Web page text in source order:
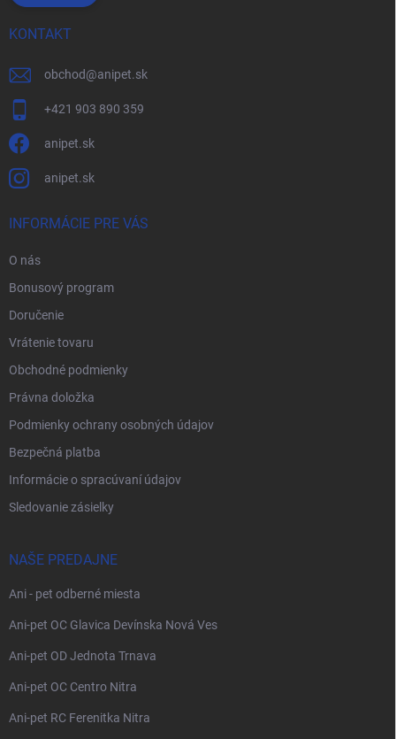
KONTAKT
obchod@anipet.sk
+421 903 890 359
anipet.sk
anipet.sk
INFORMÁCIE PRE VÁS
O nás
Bonusový program
Doručenie
Vrátenie tovaru
Obchodné podmienky
Právna doložka
Podmienky ochrany osobných údajov
Bezpečná platba
Informácie o spracúvaní údajov
Sledovanie zásielky
NAŠE PREDAJNE
Ani - pet odberné miesta
Ani-pet OC Glavica Devínska Nová Ves
Ani-pet OD Jednota Trnava
Ani-pet OC Centro Nitra
Ani-pet RC Ferenitka Nitra